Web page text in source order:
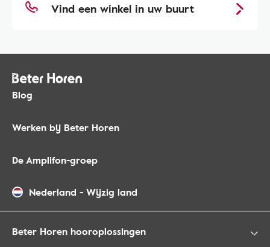
Vind een winkel in uw buurt
Blog
Werken bij Beter Horen
De Amplifon-groep
Nederland - Wijzig land
Beter Horen hooroplossingen